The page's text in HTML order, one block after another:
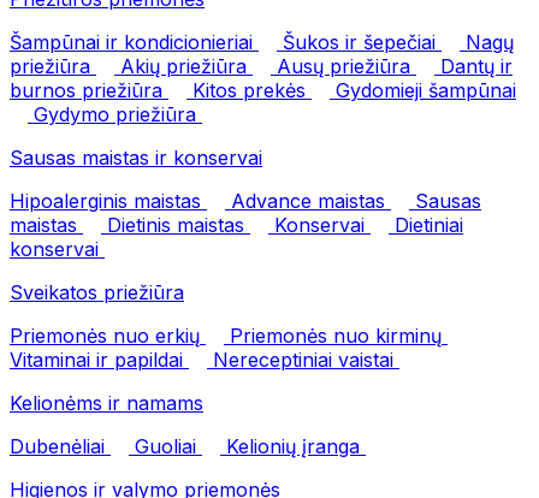
Šampūnai ir kondicionieriai
Šukos ir šepečiai
Nagų
priežiūra
Akių priežiūra Ausų priežiūra
Dantų ir
burnos priežiūra
Kitos prekės
Gydomieji šampūnai
Gydymo priežiūra
Sausas maistas ir konservai
Hipoalerginis maistas
Advance maistas
Sausas
maistas
Dietinis maistas Konservai
Dietiniai
konservai
Sveikatos priežiūra
Priemonės nuo erkių
Priemonės nuo kirminų
Vitaminai ir papildai
Nereceptiniai vaistai
Kelionėms ir namams
Dubenėliai
Guoliai
Kelionių įranga
Higienos ir valymo priemonės